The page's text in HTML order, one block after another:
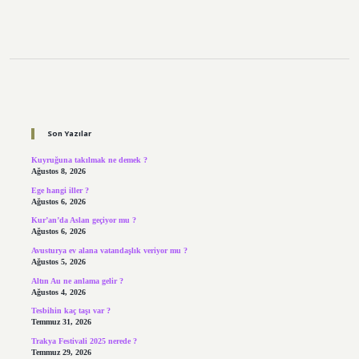
Son Yazılar
Kuyruğuna takılmak ne demek ?
Ağustos 8, 2026
Ege hangi iller ?
Ağustos 6, 2026
Kur’an’da Aslan geçiyor mu ?
Ağustos 6, 2026
Avusturya ev alana vatandaşlık veriyor mu ?
Ağustos 5, 2026
Altın Au ne anlama gelir ?
Ağustos 4, 2026
Tesbihin kaç taşı var ?
Temmuz 31, 2026
Trakya Festivali 2025 nerede ?
Temmuz 29, 2026